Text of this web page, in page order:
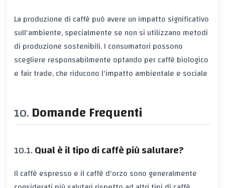
La produzione di caffè può avere un impatto significativo
sull'ambiente, specialmente se non si utilizzano metodi
di produzione sostenibili. I consumatori possono
scegliere responsabilmente optando per caffè biologico
e fair trade, che riducono l'impatto ambientale e sociale
Domande Frequenti
Qual è il tipo di caffè più salutare?
Il caffè espresso e il caffè d'orzo sono generalmente